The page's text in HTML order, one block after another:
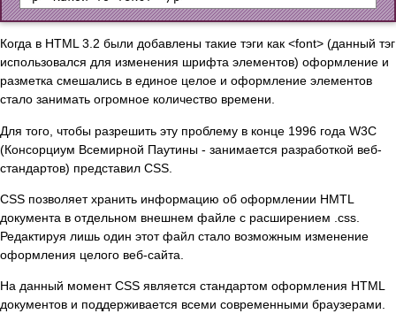
Когда в HTML 3.2 были добавлены такие тэги как <font> (данный тэг
использовался для изменения шрифта элементов) оформление и
разметка смешались в единое целое и оформление элементов
стало занимать огромное количество времени.
Для того, чтобы разрешить эту проблему в конце 1996 года W3C
(Консорциум Всемирной Паутины - занимается разработкой веб-
стандартов) представил CSS.
CSS позволяет хранить информацию об оформлении HMTL
документа в отдельном внешнем файле с расширением .css.
Редактируя лишь один этот файл стало возможным изменение
оформления целого веб-сайта.
На данный момент CSS является стандартом оформления HTML
документов и поддерживается всеми современными браузерами.